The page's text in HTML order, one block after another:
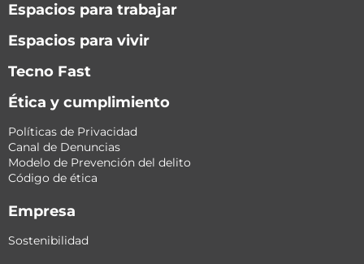
Espacios para trabajar
Espacios para vivir
Tecno Fast
Ética y cumplimiento
Políticas de Privacidad
Canal de Denuncias
Modelo de Prevención del delito
Código de ética
Empresa
Sostenibilidad